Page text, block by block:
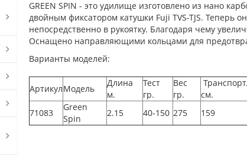
GREEN SPIN - это удилище изготовлено из нано
двойным фиксатором катушки Fuji TVS-TJS. Теперь
непосредственно в рукоятку. Благодаря чему
Оснащено направляющими кольцами для
Варианты моделей:
АртикулМодель
Длина
м.
Тест
гр.
Вес
гр.
см.
71083
Green
Spin
2.15 40-150 275 159